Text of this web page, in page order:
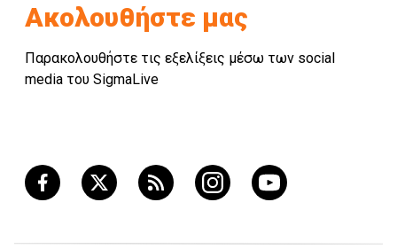
Ακολουθήστε μας
Παρακολουθήστε τις εξελίξεις μέσω των social
media του SigmaLive